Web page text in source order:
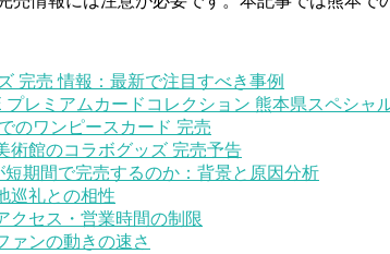
完売 情報：最新で注目すべき事例
プレミアムカードコレクション 熊本県スペシャ
のワンピースカード 完売
術館のコラボグッズ 完売予告
期間で完売するのか：背景と原因分析
巡礼との相性
クセス・営業時間の制限
ァンの動きの速さ